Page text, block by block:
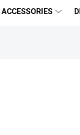
ACCESSORIES